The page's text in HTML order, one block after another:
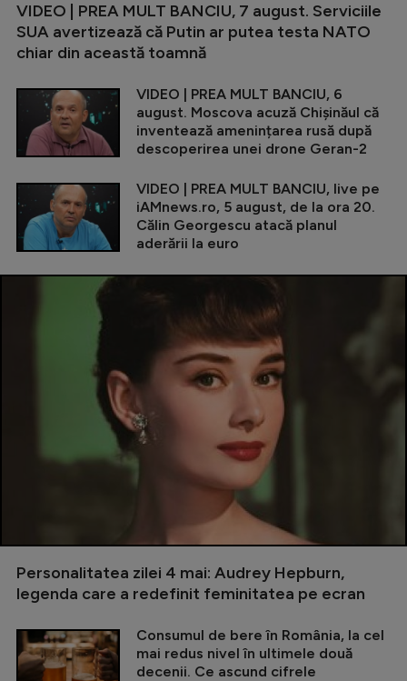
VIDEO | PREA MULT BANCIU, 7 august. Serviciile
SUA avertizează că Putin ar putea testa NATO
chiar din această toamnă
VIDEO | PREA MULT BANCIU, 6
august. Moscova acuză Chișinăul că
inventează amenințarea rusă după
descoperirea unei drone Geran-2
VIDEO | PREA MULT BANCIU, live pe
iAMnews.ro, 5 august, de la ora 20.
Călin Georgescu atacă planul
aderării la euro
Personalitatea zilei 4 mai: Audrey Hepburn,
legenda care a redefinit feminitatea pe ecran
Consumul de bere în România, la cel
mai redus nivel în ultimele două
decenii. Ce ascund cifrele